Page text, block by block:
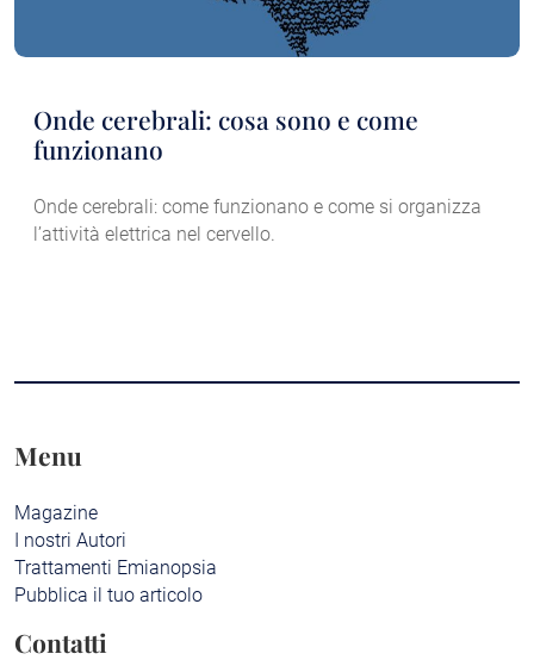
Onde cerebrali: cosa sono e come
funzionano
Onde cerebrali: come funzionano e come si organizza
l’attività elettrica nel cervello.
Menu
Magazine
I nostri Autori
Trattamenti Emianopsia
Pubblica il tuo articolo
Contatti